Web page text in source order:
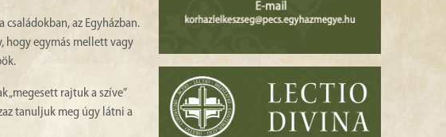
az Egyházban.
hogy egymás mellett vagy
„megesett rajtuk a szíve”
tanuljuk meg úgy látni a